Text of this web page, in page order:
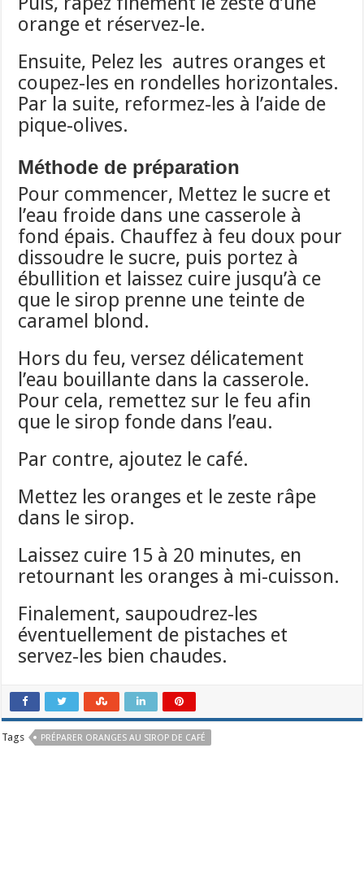
orange et réservez-le.
Ensuite, Pelez les autres oranges et
coupez-les en rondelles horizontales.
Par la suite, reformez-les à l’aide de
pique-olives.
Méthode de préparation
Pour commencer, Mettez le sucre et
l’eau froide dans une casserole à
fond épais. Chauffez à feu doux pour
dissoudre le sucre, puis portez à
ébullition et laissez cuire jusqu’à ce
que le sirop prenne une teinte de
caramel blond.
Hors du feu, versez délicatement
l’eau bouillante dans la casserole.
Pour cela, remettez sur le feu afin
que le sirop fonde dans l’eau.
Par contre, ajoutez le café.
Mettez les oranges et le zeste râpe
dans le sirop.
Laissez cuire 15 à 20 minutes, en
retournant les oranges à mi-cuisson.
Finalement, saupoudrez-les
éventuellement de pistaches et
servez-les bien chaudes.
Tags PRÉPARER ORANGES AU SIROP DE CAFÉ